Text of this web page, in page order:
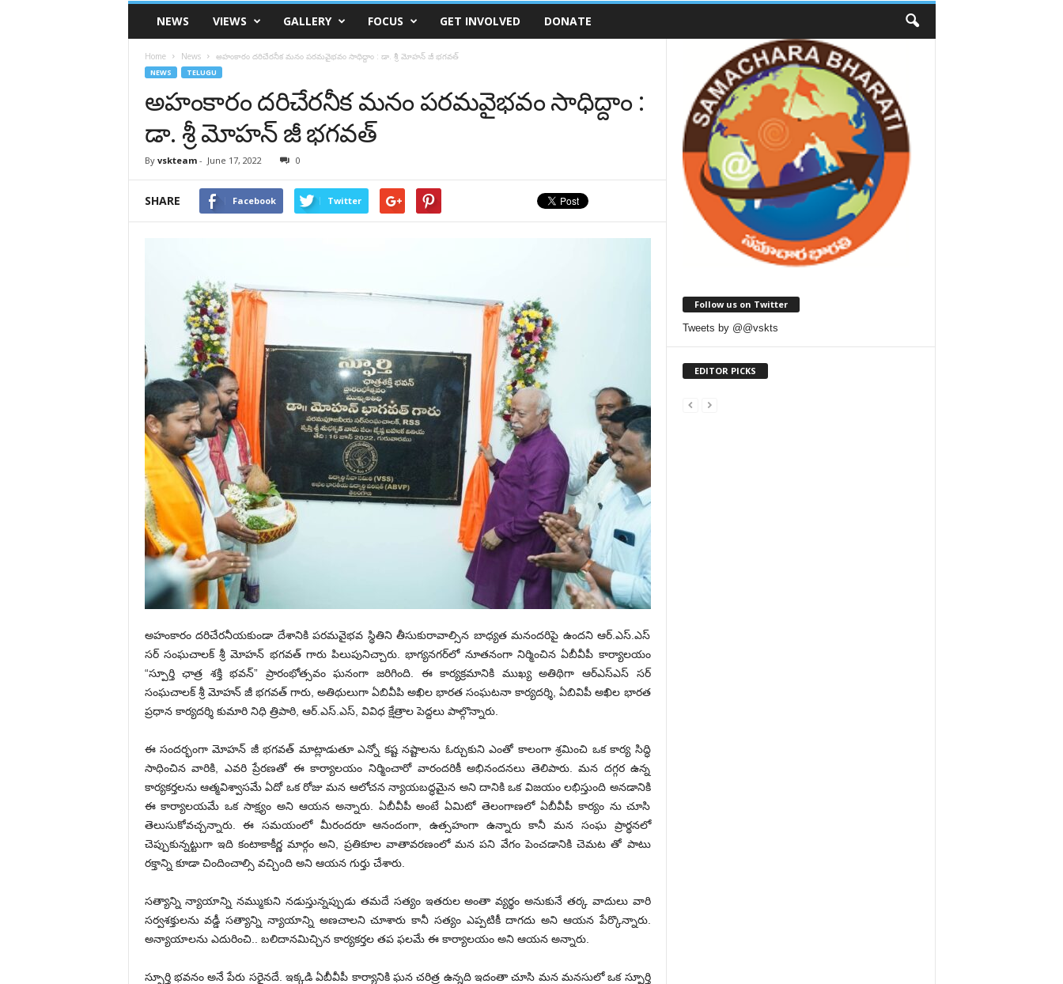
VSK
TelanganaNEWS VIEWS GALLERY FOCUS GET INVOLVED DONATE
Home News అహంకారం దరిచేరనీక మనం పరమవైభవం సాధిద్దాం : డా. శ్రీ మోహ‌న్ జీ భ‌గ‌వ‌త్
NEWS TELUGU
అహంకారం దరిచేరనీక మనం పరమవైభవం సాధిద్దాం :
డా. శ్రీ మోహ‌న్ జీ భ‌గ‌వ‌త్
By vskteam- June 17, 2022 0
SHARE Facebook Twitter
అహంకారం దరిచేరనీయ‌కుండా దేశానికి పరమవైభవ స్థితిని తీసుకురావాల్సిన బాధ్య‌త మ‌నంద‌రిపై ఉంద‌ని ఆర్‌.ఎస్‌.ఎస్
స‌ర్ సంఘ‌చాల‌క్ శ్రీ మోహ‌న్ భ‌గ‌వ‌త్ గారు పిలుపునిచ్చారు. భాగ్య‌న‌గ‌ర్‌లో నూతనంగా నిర్మించిన ఏబీవీపీ కార్యాలయం
“స్పూర్తి ఛాత్ర శక్తి భవన్” ప్రారంభోత్స‌వం ఘ‌నంగా జ‌రిగింది. ఈ కార్య‌క్ర‌మానికి ముఖ్య అతిథిగా ఆర్ఎస్ఎస్ సర్
సంఘచాలక్ శ్రీ మోహన్ జీ భగవత్ గారు, అతిథులుగా ఏబివీపి అఖిల భార‌త సంఘ‌ట‌నా కార్య‌ద‌ర్శి, ఏబివిపీ అఖిల భార‌త
ప్ర‌ధాన కార్య‌ద‌ర్శి కుమారి నిధి త్రిపాఠి, ఆర్‌.ఎస్‌.ఎస్, వివిధ క్షేత్రాల‌ పెద్ద‌లు పాల్గొన్నారు.
ఈ సంద‌ర్భంగా మోహ‌న్ జీ భ‌గ‌వ‌త్ మాట్లాడుతూ ఎన్నో కష్ట నష్టాలను ఓర్చుకుని ఎంతో కాలంగా శ్రమించి ఒక కార్య సిద్ధి
సాధించిన వారికి, ఎవరి ప్రేరణతో ఈ కార్యాలయం నిర్మించారో వారందరికీ అభినందనలు తెలిపారు. మన దగ్గర ఉన్న
కార్యకర్తలను ఆత్మవిశ్వాసమే ఏదో ఒక రోజు మన ఆలోచన న్యాయబద్ధమైన అని దానికి ఒక విజయం లభిస్తుంది అనడానికి
ఈ కార్యాలయమే ఒక సాక్ష్యం అని ఆయ‌న అన్నారు. ఏబీవీపీ అంటే ఏమిటో తెలంగాణలో ఏబీవీపీ కార్యం ను చూసి
తెలుసుకోవచ్చ‌న్నారు. ఈ స‌మ‌యంలో మీరంద‌రూ ఆనందంగా, ఉత్స‌హంగా ఉన్నారు కానీ మన సంఘ ప్రార్థనలో
చెప్పుకున్నట్టుగా ఇది కంటాకాకీర్ణ మార్గం అని, ప్రతికూల వాతావరణంలో మన పని వేగం పెంచడానికి చెమట తో పాటు
రక్తాన్ని కూడా చిందించాల్సి వ‌చ్చింది అని ఆయ‌న గుర్తు చేశారు.
సత్యాన్ని న్యాయాన్ని నమ్ముకుని నడుస్తున్నప్పుడు త‌మదే సత్యం ఇతరుల అంతా వ్యర్థం అనుకునే తర్క వాదులు వారి
సర్వశక్తులను వడ్డీ సత్యాన్ని న్యాయాన్ని అణచాలని చూశారు కానీ సత్యం ఎప్పటికీ దాగదు అని ఆయ‌న పేర్కొన్నారు.
అన్యాయాలను ఎదురించి.. బలిదానమిచ్చిన కార్యకర్తల తప ఫలమే ఈ కార్యాలయం అని ఆయ‌న అన్నారు.
స్పూర్తి భవనం అనే పేరు సరైనదే. ఇక్కడి ఏబీవీపీ కార్యానికి ఘన చరిత్ర ఉన్నది ఇదంతా చూసి మన మనసులో ఒక స్ఫూర్తి
Follow us on Twitter
Tweets by @@vskts
EDITOR PICKS